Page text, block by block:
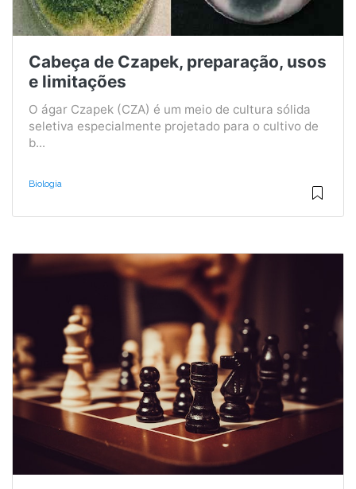
Cabeça de Czapek, preparação, usos
e limitações
O ágar Czapek (CZA) é um meio de cultura sólida
seletiva especialmente projetado para o cultivo de
b...
Biologia